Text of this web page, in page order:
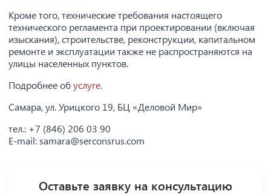
Кроме того, технические требования настоящего
технического регламента при проектировании (включая
изыскания), строительстве, реконструкции, капитальном
ремонте и эксплуатации также не распространяются на
улицы населенных пунктов.
Подробнее обуслуге.
Самара, ул. Урицкого 19, БЦ «Деловой Мир»
тел.: +7 (846) 206 03 90
E-mail: samara@serconsrus.com
Оставьте заявку на консультацию